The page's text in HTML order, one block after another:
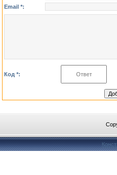
Email *:
Код *: